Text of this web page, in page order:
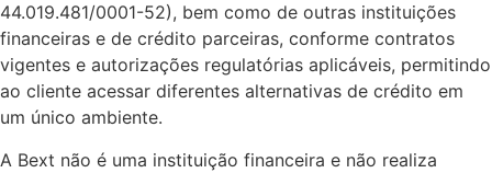
44.019.481/0001-52), bem como de outras instituições
financeiras e de crédito parceiras, conforme contratos
vigentes e autorizações regulatórias aplicáveis, permitindo
ao cliente acessar diferentes alternativas de crédito em
um único ambiente.
A Bext não é uma instituição financeira e não realiza